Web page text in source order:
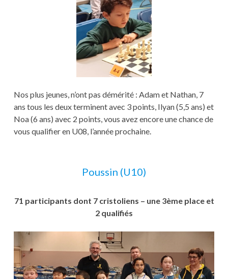
Nos plus jeunes, n’ont pas démérité : Adam et Nathan, 7
ans tous les deux terminent avec 3 points, Ilyan (5,5 ans) et
Noa (6 ans) avec 2 points, vous avez encore une chance de
vous qualifier en U08, l’année prochaine.
Poussin (U10)
71 participants dont 7 cristoliens – une 3ème place et
2 qualifiés